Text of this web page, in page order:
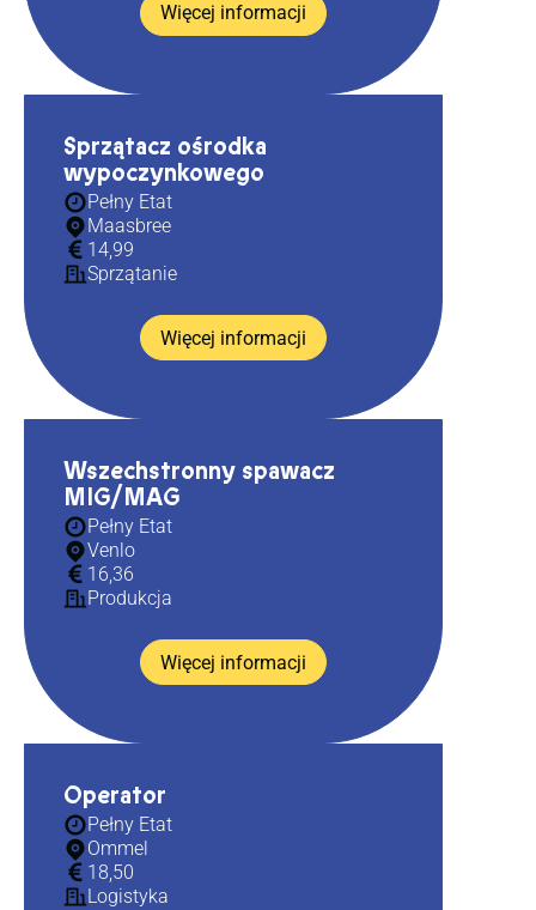
Więcej informacji
Sprzątacz ośrodka
wypoczynkowego
Pełny Etat
Maasbree
14,99
Sprzątanie
Więcej informacji
Wszechstronny spawacz
MIG/MAG
Pełny Etat
Venlo
16,36
Produkcja
Więcej informacji
Operator
Pełny Etat
Ommel
18,50
Logistyka